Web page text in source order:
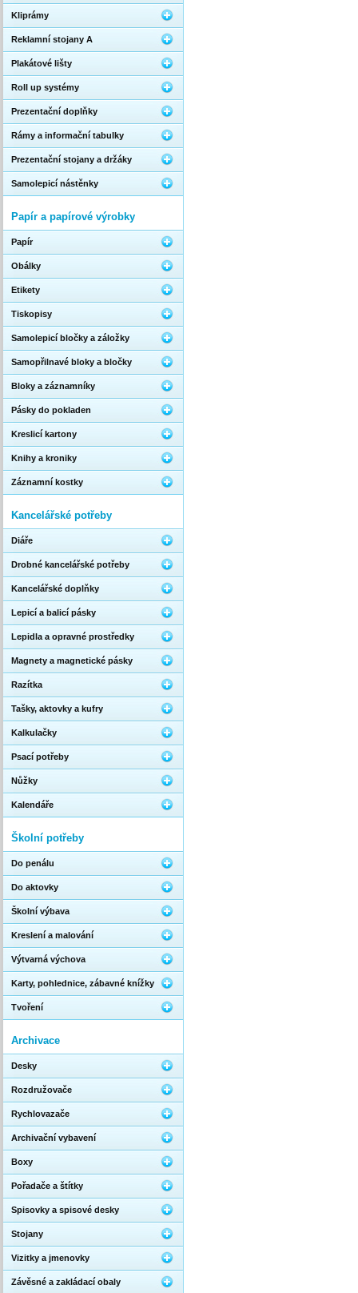
Kliprámy
Reklamní stojany A
Plakátové lišty
Roll up systémy
Prezentační doplňky
Rámy a informační tabulky
Prezentační stojany a držáky
Samolepicí nástěnky
Papír a papírové výrobky
Papír
Obálky
Etikety
Tiskopisy
Samolepicí bločky a záložky
Samopřilnavé bloky a bločky
Bloky a záznamníky
Pásky do pokladen
Kreslicí kartony
Knihy a kroniky
Záznamní kostky
Kancelářské potřeby
Diáře
Drobné kancelářské potřeby
Kancelářské doplňky
Lepicí a balicí pásky
Lepidla a opravné prostředky
Magnety a magnetické pásky
Razítka
Tašky, aktovky a kufry
Kalkulačky
Psací potřeby
Nůžky
Kalendáře
Školní potřeby
Do penálu
Do aktovky
Školní výbava
Kreslení a malování
Výtvarná výchova
Karty, pohlednice, zábavné knížky
Tvoření
Archivace
Desky
Rozdružovače
Rychlovazače
Archivační vybavení
Boxy
Pořadače a štítky
Spisovky a spisové desky
Stojany
Vizitky a jmenovky
Závěsné a zakládací obaly